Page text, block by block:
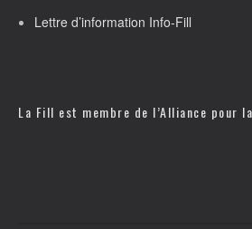
Lettre d’information Info-Fill
La Fill est membre de l’Alliance pour